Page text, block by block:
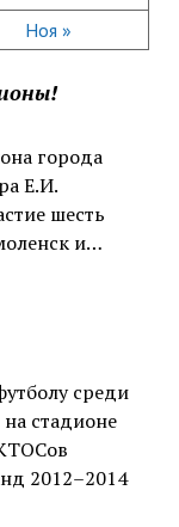
Ноя »
города
Е.И.
шесть
и…
среди
стадионе
2012–2014